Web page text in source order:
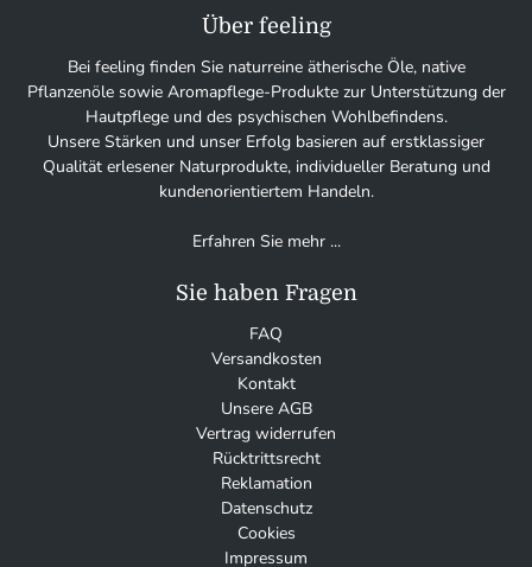
Über feeling
Bei feeling finden Sie naturreine ätherische Öle, native
Pflanzenöle sowie Aromapflege-Produkte zur Unterstützung der
Hautpflege und des psychischen Wohlbefindens.
Unsere Stärken und unser Erfolg basieren auf erstklassiger
Qualität erlesener Naturprodukte, individueller Beratung und
kundenorientiertem Handeln.
Erfahren Sie mehr ...
Sie haben Fragen
FAQ
Versandkosten
Kontakt
Unsere AGB
Vertrag widerrufen
Rücktrittsrecht
Reklamation
Datenschutz
Cookies
Impressum